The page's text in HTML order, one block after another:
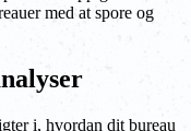
med at spore og
i, hvordan dit bureau